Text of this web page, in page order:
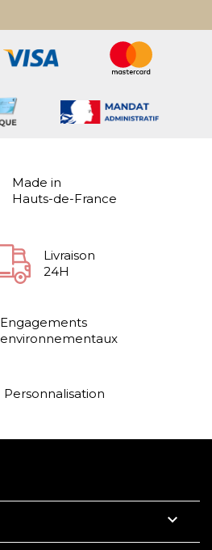
Made in
Hauts-de-France
Livraison
24H
Engagements
environnementaux
Personnalisation
